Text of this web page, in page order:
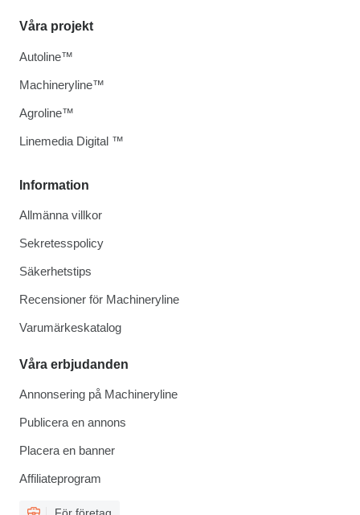
Information
Allmänna villkor
Sekretesspolicy
Säkerhetstips
Recensioner för Machineryline
Varumärkeskatalog
Våra erbjudanden
Annonsering på Machineryline
Publicera en annons
Placera en banner
Affiliateprogram
För företag
Våra projekt
Autoline™
Machineryline™
Agroline™
Linemedia Digital ™